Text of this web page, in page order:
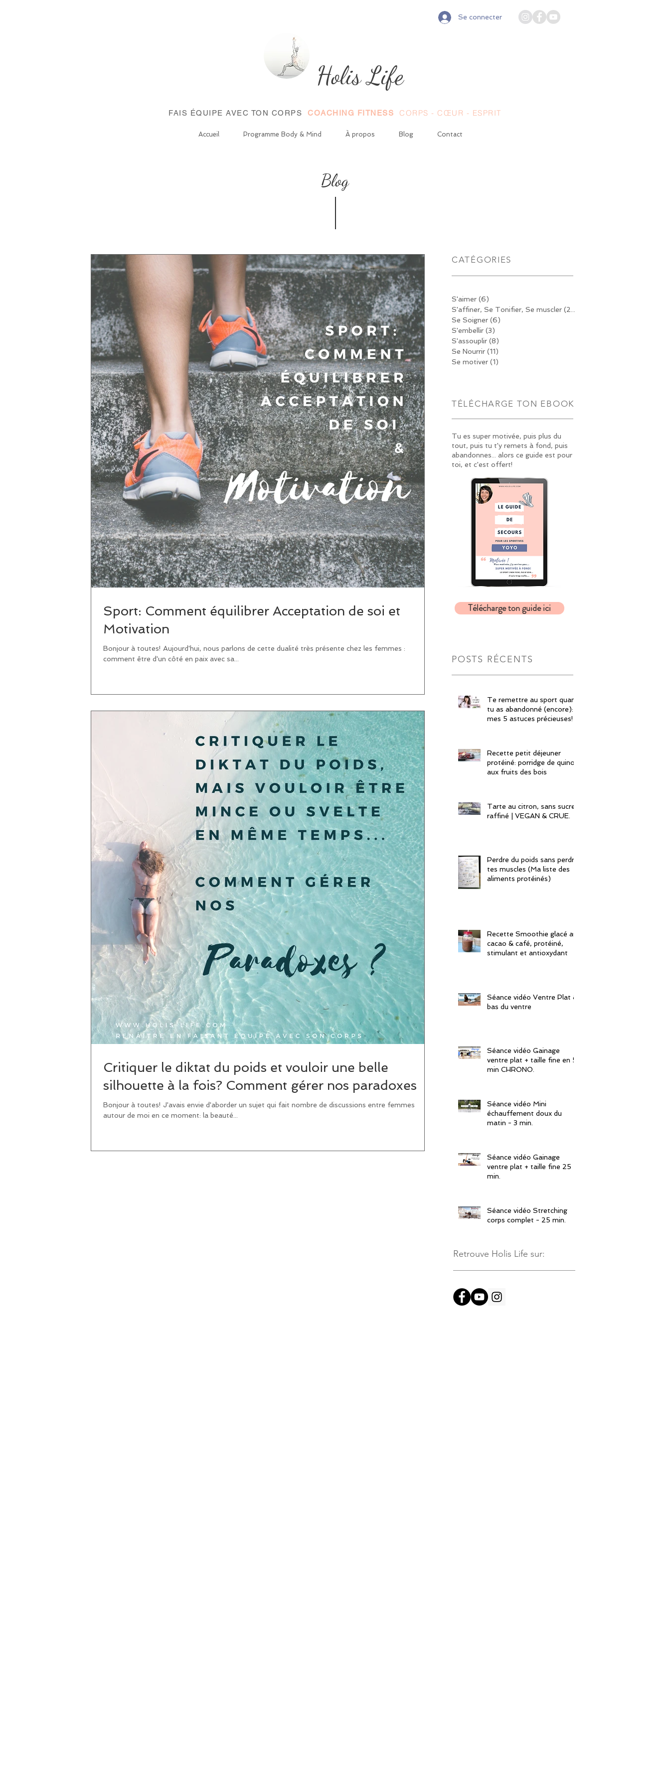
Se connecter
Holis Life
FAIS ÉQUIPE AVEC TON CORPSCOACHING FITNESS CORPS - CŒUR - ESPRIT
Accueil Programme Body & Mind À propos Blog Contact
Blog
Sport: Comment équilibrer Acceptation de soi et
Motivation
Bonjour à toutes! Aujourd'hui, nous parlons de cette dualité très présente chez les femmes :
comment être d'un côté en paix avec sa...
Critiquer le diktat du poids et vouloir une belle
silhouette à la fois? Comment gérer nos paradoxes
Bonjour à toutes! J'avais envie d'aborder un sujet qui fait nombre de discussions entre femmes
autour de moi en ce moment: la beauté...
CATÉGORIES
S'aimer (6)
S'affiner, Se Tonifier, Se muscler (20)
Se Soigner (6)
S'embellir (3)
S'assouplir (8)
Se Nourrir (11)
Se motiver (1)
TÉLÉCHARGE TON EBOOK
Tu es super motivée, puis plus du
tout, puis tu t'y remets à fond, puis
abandonnes... alors ce guide est pour
toi, et c'est offert!
Télécharge ton guide ici
POSTS RÉCENTS
Te remettre au sport quand
tu as abandonné (encore):
mes 5 astuces précieuses!
Recette petit déjeuner
protéiné: porridge de quinoa
aux fruits des bois
Tarte au citron, sans sucre
raffiné | VEGAN & CRUE.
Perdre du poids sans perdre
tes muscles (Ma liste des
aliments protéinés)
Recette Smoothie glacé au
cacao & café, protéiné,
stimulant et antioxydant
Séance vidéo Ventre Plat &
bas du ventre
Séance vidéo Gainage
ventre plat + taille fine en 5
min CHRONO.
Séance vidéo Mini
échauffement doux du
matin - 3 min.
Séance vidéo Gainage
ventre plat + taille fine 25
min.
Séance vidéo Stretching
corps complet - 25 min.
Retrouve Holis Life sur: